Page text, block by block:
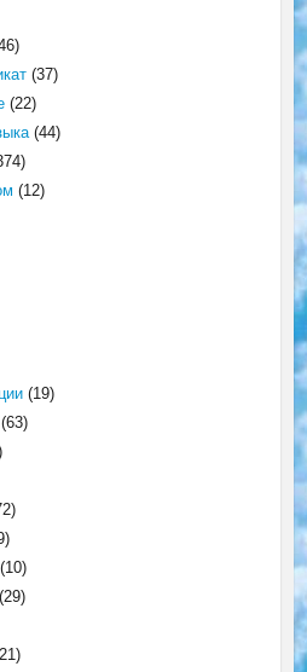
(37)
(22)
(44)
(12)
(19)